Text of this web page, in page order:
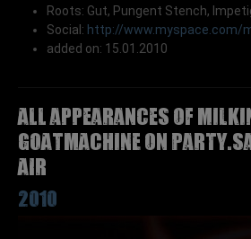
Roots: Gut, Pungent Stench,
Social: http://www.myspace.com/
added on: 15.01.2010
All appearances of
GOATMACHINE on
Air
2010